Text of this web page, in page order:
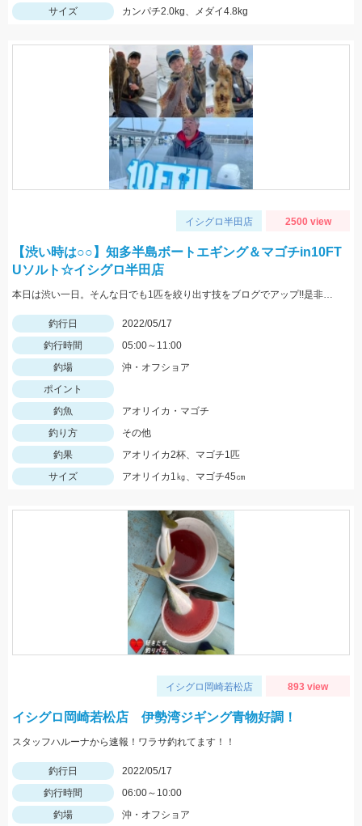
サイズ
カンパチ2.0kg、メダイ4.8kg
イシグロ半田店 2500 view
【渋い時は○○】知多半島ボートエギング＆マゴチin10FT
Uソルト☆イシグロ半田店
本日は渋い一日。そんな日でも1匹を絞り出す技をブログでアップ!!是非ご覧ください。
釣行日
2022/05/17
釣行時間
05:00～11:00
釣場
沖・オフショア
ポイント
釣魚
アオリイカ・マゴチ
釣り方
その他
釣果
アオリイカ2杯、マゴチ1匹
サイズ
アオリイカ1㎏、マゴチ45㎝
イシグロ岡崎若松店 893 view
イシグロ岡崎若松店 伊勢湾ジギング青物好調！
スタッフハルーナから速報！ワラサ釣れてます！！
釣行日
2022/05/17
釣行時間
06:00～10:00
釣場
沖・オフショア